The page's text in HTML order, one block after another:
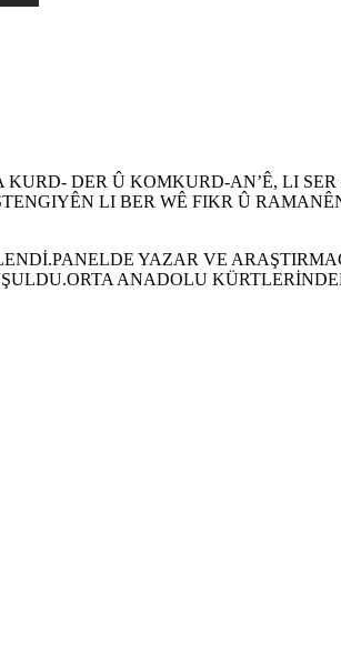
DER Û KOMKURD-AN’Ê, LI
LI BER WÊ FIKR Û
YAZAR VE
ANADOLU